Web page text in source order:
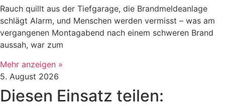
Rauch quillt aus der Tiefgarage, die Brandmeldeanlage
schlägt Alarm, und Menschen werden vermisst – was am
vergangenen Montagabend nach einem schweren Brand
aussah, war zum
Mehr anzeigen »
5. August 2026
Diesen Einsatz teilen: